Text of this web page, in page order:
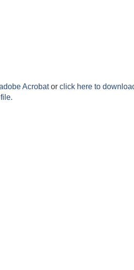
Acrobator click here to